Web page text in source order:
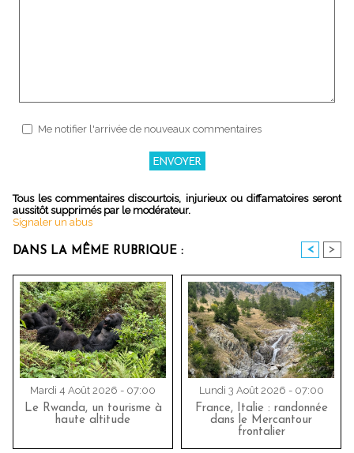
Me notifier l'arrivée de nouveaux commentaires
Tous les commentaires discourtois, injurieux ou diffamatoires seront
aussitôt supprimés par le modérateur.
Signaler un abus
DANS LA MÊME RUBRIQUE : < >
Mardi 4 Août 2026 - 07:00
Le Rwanda, un tourisme à
haute altitude
Lundi 3 Août 2026 - 07:00
France, Italie : randonnée
dans le Mercantour
frontalier